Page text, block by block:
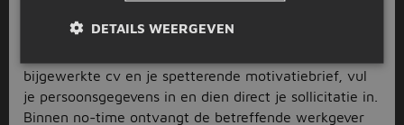
gespot? Goed bezig. Nu is het tijd voor actie. Want
bijgewerkte cv en je spetterende motivatiebrief, vul
je persoonsgegevens in en dien direct je sollicitatie in.
Binnen no-time ontvangt de betreffende werkgever
DETAILS WEERGEVEN